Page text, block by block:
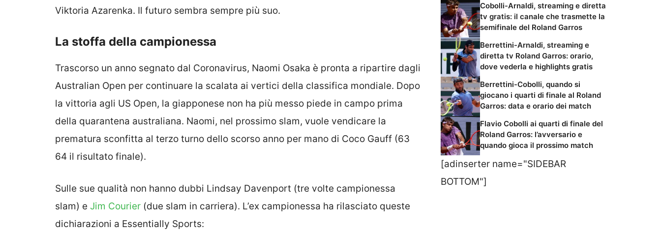
Viktoria Azarenka. Il futuro sembra sempre più suo.
La stoffa della campionessa
Trascorso un anno segnato dal Coronavirus, Naomi Osaka è pronta a ripartire dagli
Australian Open per continuare la scalata ai vertici della classifica mondiale. Dopo
la vittoria agli US Open, la giapponese non ha più messo piede in campo prima
della quarantena australiana. Naomi, nel prossimo slam, vuole vendicare la
prematura sconfitta al terzo turno dello scorso anno per mano di Coco Gauff (63
64 il risultato finale).
Sulle sue qualità non hanno dubbi Lindsay Davenport (tre volte campionessa
slam) e Jim Courier (due slam in carriera). L’ex campionessa ha rilasciato queste
dichiarazioni a Essentially Sports:
Cobolli-Arnaldi, streaming e diretta
tv gratis: il canale che trasmette la
semifinale del Roland Garros
Berrettini-Arnaldi, streaming e
diretta tv Roland Garros: orario,
dove vederla e highlights gratis
Berrettini-Cobolli, quando si
giocano i quarti di finale al Roland
Garros: data e orario dei match
Flavio Cobolli ai quarti di finale del
Roland Garros: l’avversario e
quando gioca il prossimo match
[adinserter name="SIDEBAR
BOTTOM"]